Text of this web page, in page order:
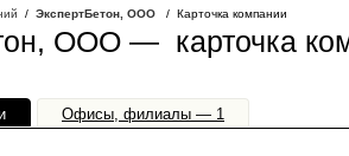
/ ЭкспертБетон, ООО / Карточка компании
ООО — карточка
Офисы, филиалы — 1